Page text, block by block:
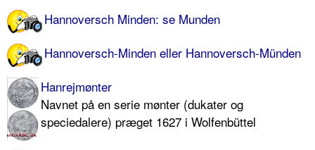
Hannoversch Minden: se Munden
Hannoversch-Minden eller Hannoversch-Münden
Hanrejmønter
Navnet på en serie mønter (dukater og
speciedalere) præget 1627 i Wolfenbüttel